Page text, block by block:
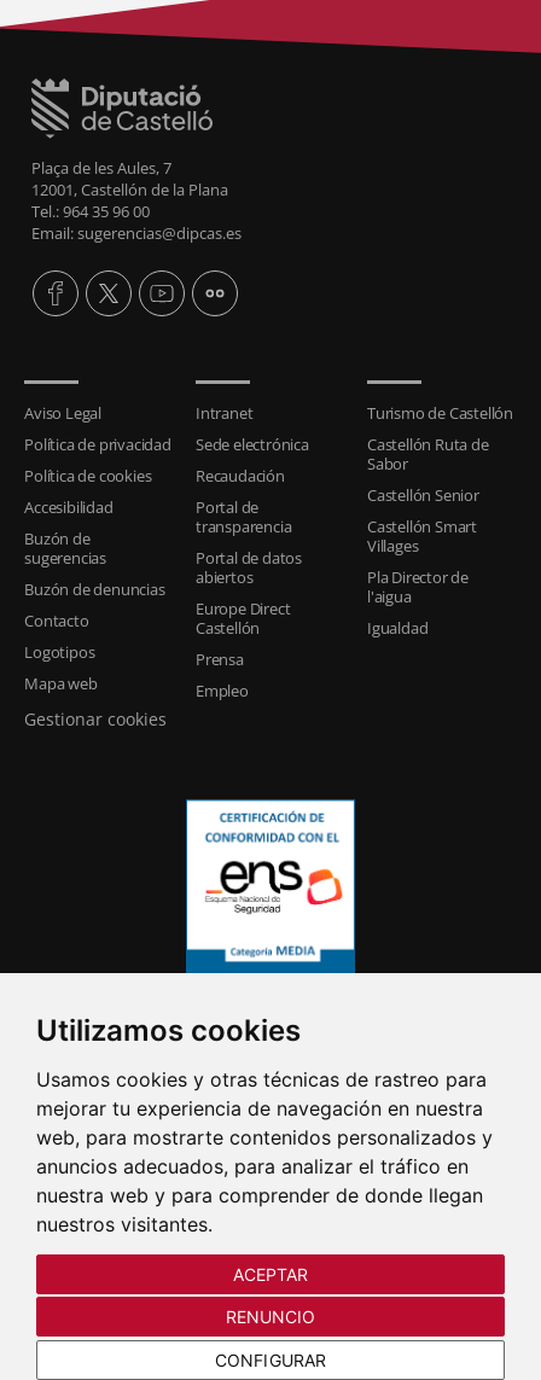
Utilizamos cookies
Usamos cookies y otras técnicas de rastreo para
mejorar tu experiencia de navegación en nuestra
web, para mostrarte contenidos personalizados y
anuncios adecuados, para analizar el tráfico en
nuestra web y para comprender de donde llegan
nuestros visitantes.
ACEPTAR
RENUNCIO
CONFIGURAR
Plaça de les Aules, 7
12001, Castellón de la Plana
Tel.: 964 35 96 00
Email: sugerencias@dipcas.es
Aviso Legal
Política de privacidad
Política de cookies
Accesibilidad
Buzón de
sugerencias
Buzón de denuncias
Contacto
Logotipos
Mapa web
Gestionar cookies
Intranet
Sede electrónica
Recaudación
Portal de
transparencia
Portal de datos
abiertos
Europe Direct
Castellón
Prensa
Empleo
Turismo de Castellón
Castellón Ruta de
Sabor
Castellón Senior
Castellón Smart
Villages
Pla Director de
l'aigua
Igualdad